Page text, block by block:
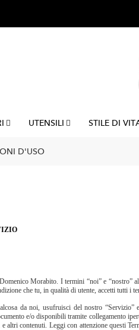
UTENSILI STILE DI
D'USO
Morabito. I termini “noi” e
che tu, in qualità di utente, accetti tutti i
da noi, usufruisci del nostro
e/o disponibili tramite collegamento
altri contenuti. Leggi con attenzione questi